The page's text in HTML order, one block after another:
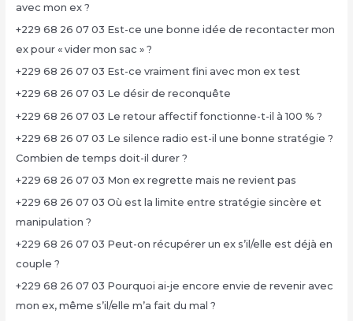
avec mon ex ?
+229 68 26 07 03 Est-ce une bonne idée de recontacter mon
ex pour « vider mon sac » ?
+229 68 26 07 03 Est-ce vraiment fini avec mon ex test
+229 68 26 07 03 Le désir de reconquête
+229 68 26 07 03 Le retour affectif fonctionne-t-il à 100 % ?
+229 68 26 07 03 Le silence radio est-il une bonne stratégie ?
Combien de temps doit-il durer ?
+229 68 26 07 03 Mon ex regrette mais ne revient pas
+229 68 26 07 03 Où est la limite entre stratégie sincère et
manipulation ?
+229 68 26 07 03 Peut-on récupérer un ex s’il/elle est déjà en
couple ?
+229 68 26 07 03 Pourquoi ai-je encore envie de revenir avec
mon ex, même s’il/elle m’a fait du mal ?